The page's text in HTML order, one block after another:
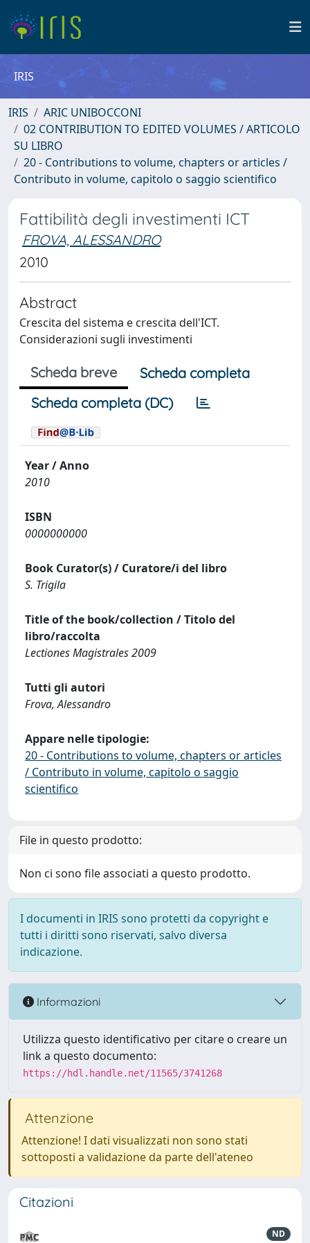
IRIS
IRIS
ARIC UNIBOCCONI
02 CONTRIBUTION TO EDITED VOLUMES / ARTICOLO
SU LIBRO
20 - Contributions to volume, chapters or articles /
Contributo in volume, capitolo o saggio scientifico
Fattibilità degli investimenti ICT
FROVA, ALESSANDRO
2010
Abstract
Crescita del sistema e crescita dell'ICT.
Considerazioni sugli investimenti
Scheda breve
Scheda completa
Scheda completa (DC)
Year / Anno
2010
ISBN
0000000000
Book Curator(s) / Curatore/i del libro
S. Trigila
Title of the book/collection / Titolo del
libro/raccolta
Lectiones Magistrales 2009
Tutti gli autori
Frova, Alessandro
Appare nelle tipologie:
20 - Contributions to volume, chapters or articles
/ Contributo in volume, capitolo o saggio
scientifico
File in questo prodotto:
Non ci sono file associati a questo prodotto.
I documenti in IRIS sono protetti da copyright e
tutti i diritti sono riservati, salvo diversa
indicazione.
Informazioni
Utilizza questo identificativo per citare o creare un
link a questo documento:
https://hdl.handle.net/11565/3741268
Attenzione
Attenzione! I dati visualizzati non sono stati
sottoposti a validazione da parte dell'ateneo
Citazioni
ND